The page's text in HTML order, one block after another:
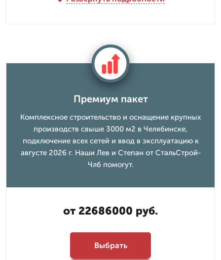
Премиум пакет
Комплексное строительство и оснащение крупных
производств свыше 3000 м2 в Челябинске,
подключение всех сетей и ввод в эксплуатацию к
августе 2026 г. Наши Лев и Степан от СтальСтрой-
Члб помогут.
от 22686000 руб.
Выбрать